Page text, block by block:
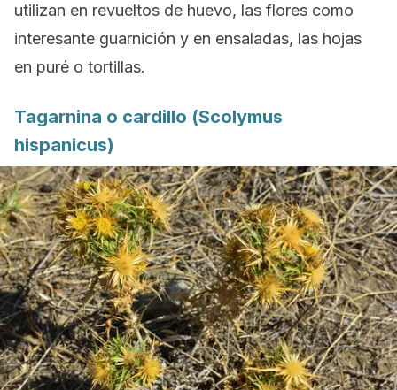
utilizan en revueltos de huevo, las flores como
interesante guarnición y en ensaladas, las hojas
en puré o tortillas.
Tagarnina o cardillo (Scolymus
hispanicus)